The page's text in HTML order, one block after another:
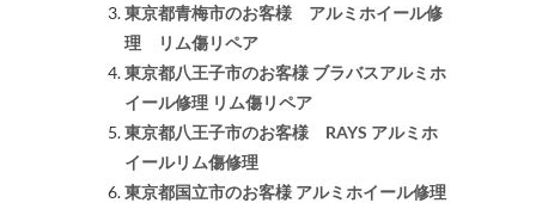
東京都青梅市のお客様 アルミホイール修
理 リム傷リペア
東京都八王子市のお客様 ブラバスアルミホ
イール修理 リム傷リペア
東京都八王子市のお客様 RAYS アルミホ
イールリム傷修理
東京都国立市のお客様 アルミホイール修理